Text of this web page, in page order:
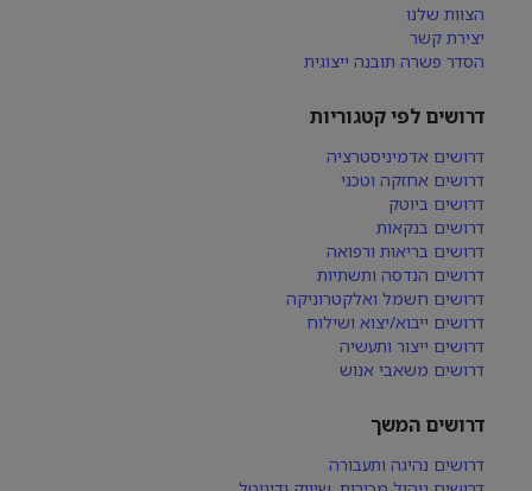
הצוות שלנו
יצירת קשר
הסדר פשרה תובנה ייצוגית
דרושים לפי קטגוריות
דרושים אדמיניסטרציה
דרושים אחזקה וטכני
דרושים ביוטק
דרושים בנקאות
דרושים בריאות ורפואה
דרושים הנדסה ותשתיות
דרושים חשמל ואלקטרוניקה
דרושים ייבוא/יצוא ושילוח
דרושים ייצור ותעשיה
דרושים משאבי אנוש
דרושים המשך
דרושים נהיגה ותעבורה